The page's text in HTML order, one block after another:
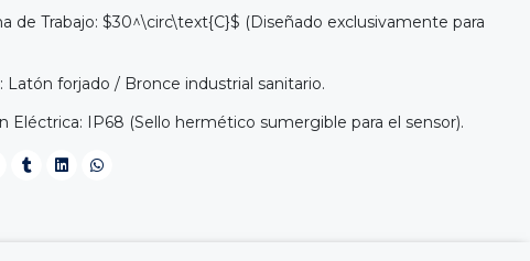
de Trabajo: $30^\circ\text{C}$ (Diseñado exclusivamente para
Latón forjado / Bronce industrial sanitario.
Eléctrica: IP68 (Sello hermético sumergible para el sensor).